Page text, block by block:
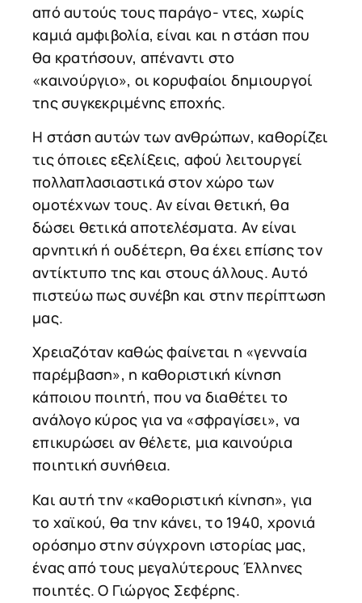
από αυτούς τους παράγο- ντες, χωρίς
καμιά αμφιβολία, είναι και η στάση που
θα κρατήσουν, απέναντι στο
«καινούργιο», οι κορυφαίοι δημιουργοί
της συγκεκριμένης εποχής.
Η στάση αυτών των ανθρώπων, καθορίζει
τις όποιες εξελίξεις, αφού λειτουργεί
πολλαπλασιαστικά στον χώρο των
ομοτέχνων τους. Αν είναι θετική, θα
δώσει θετικά αποτελέσματα. Αν είναι
αρνητική ή ουδέτερη, θα έχει επίσης τον
αντίκτυπο της και στους άλλους. Αυτό
πιστεύω πως συνέβη και στην περίπτωση
μας.
Χρειαζόταν καθώς φαίνεται η «γενναία
παρέμβαση», η καθοριστική κίνηση
κάποιου ποιητή, που να διαθέτει το
ανάλογο κύρος για να «σφραγίσει», να
επικυρώσει αν θέλετε, μια καινούρια
ποιητική συνήθεια.
Και αυτή την «καθοριστική κίνηση», για
το χαϊκού, θα την κάνει, το 1940, χρονιά
ορόσημο στην σύγχρονη ιστορίας μας,
ένας από τους μεγαλύτερους Έλληνες
ποιητές. Ο Γιώργος Σεφέρης.